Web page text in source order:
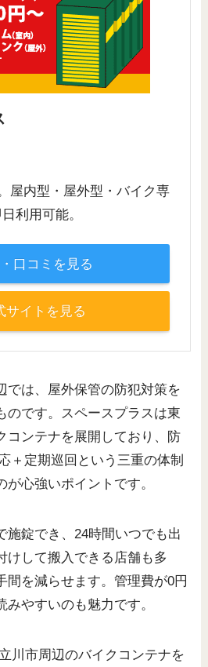
屋内型・屋外型・バイク専
利用可能。
口コミを見る
サイトを見る
では、屋外保管の防犯対策を
のです。スペースプラスは東
コンテナを展開しており、防
＋定期巡回という三重の体制
心強いポイントです。
施錠でき、24時間いつでも出
けして搬入できる店舗も多
間を減らせます。管理費が0円
やすいのも魅力です。
川市周辺のバイクコンテナを